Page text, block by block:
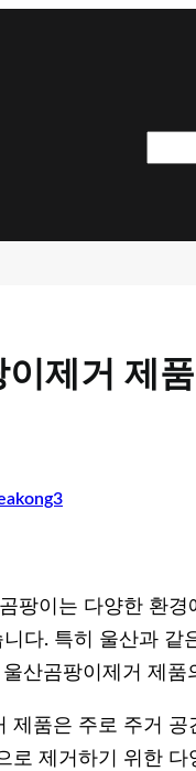
이제거 제
팡이는 다양한 환
다. 특히 울산과 같
산곰팡이제거 제
제품은 주로 주거
로 제거하기 위한